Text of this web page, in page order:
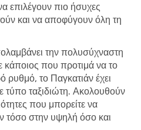
επιλέγουν πιο ήσυχες
και να αποφύγουν όλη τη
την πολυσύχναστη
κάποιος που προτιμά να το
ρυθμό, το Παγκατιάν έχει
τύπο ταξιδιώτη. Ακολουθούν
που μπορείτε να
τόσο στην υψηλή όσο και